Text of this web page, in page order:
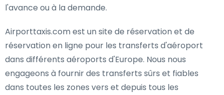
l'avance ou à la demande.
Airporttaxis.com est un site de réservation et de
réservation en ligne pour les transferts d'aéroport
dans différents aéroports d'Europe. Nous nous
engageons à fournir des transferts sûrs et fiables
dans toutes les zones vers et depuis tous les